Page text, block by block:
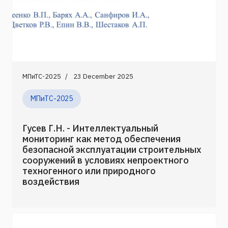
МПиТС-2025 23 December 2025
МПиТС-2025
Гусев Г.Н. - Интеллектуальный
мониторинг как метод обеспечения
безопасной эксплуатации строительных
сооружений в условиях непроектного
техногенного или природного
воздействия